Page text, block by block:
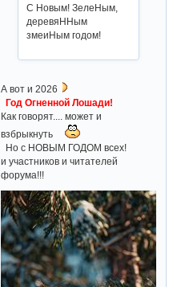
С Hовым! ЗелеHым,
деревяHHым
змеиHым годом!
А вот и 2026
Год Огненной Лошади!
Как говорят.... может и
взбрыкнуть
Но с НОВЫМ ГОДОМ всех!
и участников и читателей
форума!!!